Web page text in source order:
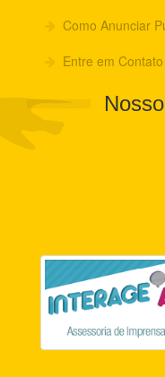
Como Anunciar
Entre em Contato